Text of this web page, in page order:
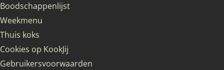
Boodschappenlijst
Weekmenu
Thuis koks
Cookies op KookJij
Gebruikersvoorwaarden